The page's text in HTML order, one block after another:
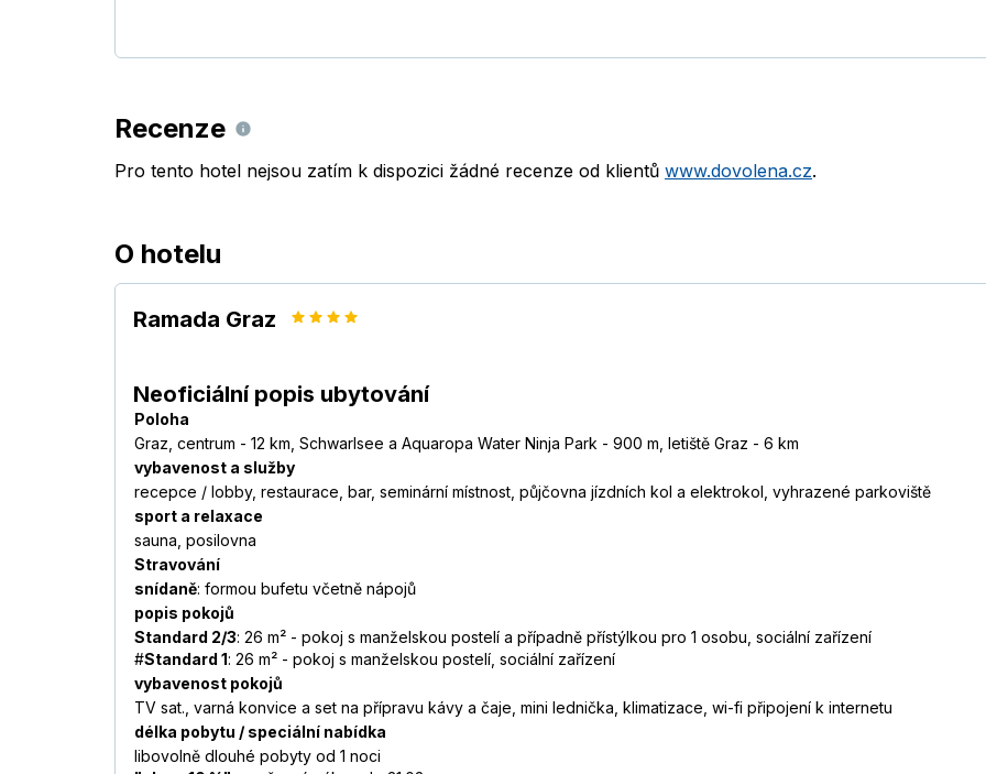
Recenze
Pro tento hotel nejsou zatím k dispozici žádné recenze od klientů www.dovolena.cz.
O hotelu
Ramada Graz
Neoficiální popis ubytování
Poloha
Graz, centrum - 12 km, Schwarlsee a Aquaropa Water Ninja Park - 900 m, letiště Graz - 6 km
vybavenost a služby
recepce / lobby, restaurace, bar, seminární místnost, půjčovna jízdních kol a elektrokol, vyhrazené parkoviště
sport a relaxace
sauna, posilovna
Stravování
snídaně: formou bufetu včetně nápojů
popis pokojů
Standard 2/3: 26 m² - pokoj s manželskou postelí a případně přístýlkou pro 1 osobu, sociální zařízení
#Standard 1: 26 m² - pokoj s manželskou postelí, sociální zařízení
vybavenost pokojů
TV sat., varná konvice a set na přípravu kávy a čaje, mini lednička, klimatizace, wi-fi připojení k internetu
délka pobytu / speciální nabídka
libovolně dlouhé pobyty od 1 noci